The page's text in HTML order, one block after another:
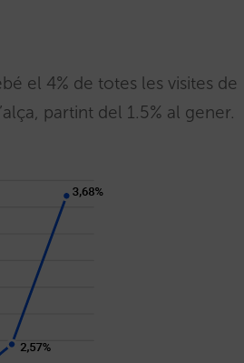
el 4% de totes les visites de
partint del 1.5% al gener.